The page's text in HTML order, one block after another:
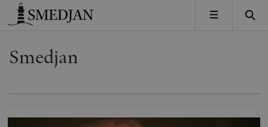
Timbro
MENY
Smedjan